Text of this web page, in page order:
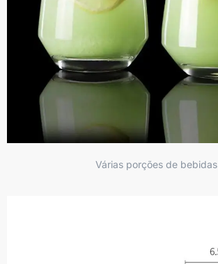
Várias porções de bebidas